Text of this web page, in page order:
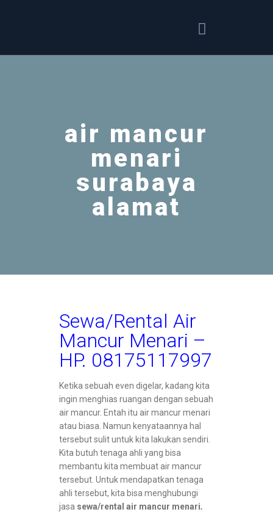
air mancur
menari
surabaya
alamat
Sewa/Rental Air
Mancur Menari –
HP. 08175117997
Ketika sebuah even digelar, kadang kita
ingin menghias ruangan dengan sebuah
air mancur. Entah itu air mancur menari
atau biasa. Namun kenyataannya hal
tersebut sulit untuk kita lakukan sendiri.
Kita butuh tenaga ahli yang bisa
membantu kita membuat air mancur
tersebut. Untuk mendapatkan tenaga
ahli tersebut, kita bisa menghubungi
jasa sewa/rental air mancur menari.